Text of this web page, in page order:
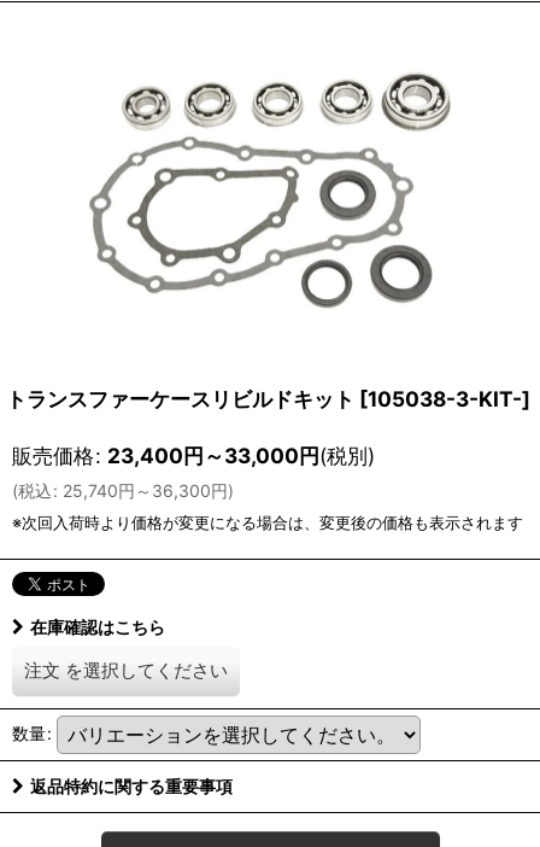
トランスファーケースリビルドキット [105038-3-KIT-]
販売価格: 23,400円～33,000円(税別)
(税込: 25,740円 ～36,300円)
在庫確認はこちら
注文 を選択してください
数量:
返品特約に関する重要事項